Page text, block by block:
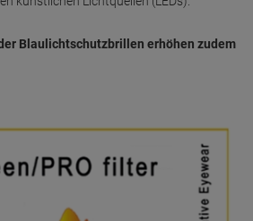
Blaulichtschutzbrillen erhöhen zudem